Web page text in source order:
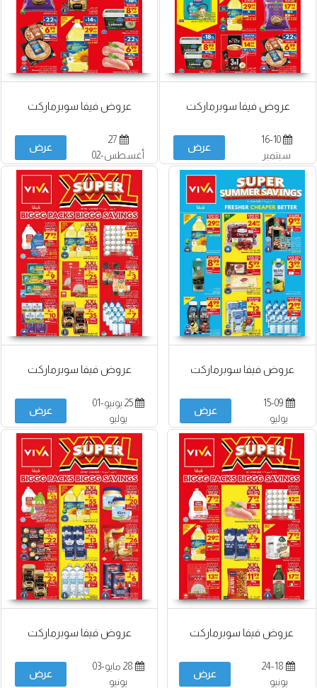
عروض فيفا سوبرماركت
16-10
سبتمبر
عرض
عروض فيفا سوبرماركت
27
أغسطس-02
سبتمبر
عرض
عروض فيفا سوبرماركت
15-09
يوليو
عرض
عروض فيفا سوبرماركت
25 يونيو-01
يوليو
عرض
عروض فيفا سوبرماركت
24-18
يونيو
عرض
عروض فيفا سوبرماركت
28 مايو-03
يونيو
عرض